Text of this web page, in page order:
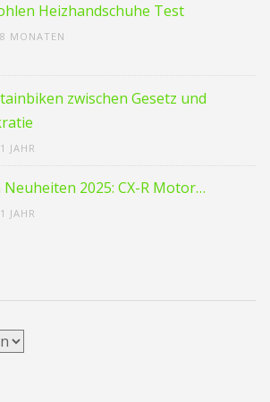
Heizhandschuhe Test
MONATEN
zwischen Gesetz und
JAHR
Neuheiten 2025: CX-R Motor…
JAHR